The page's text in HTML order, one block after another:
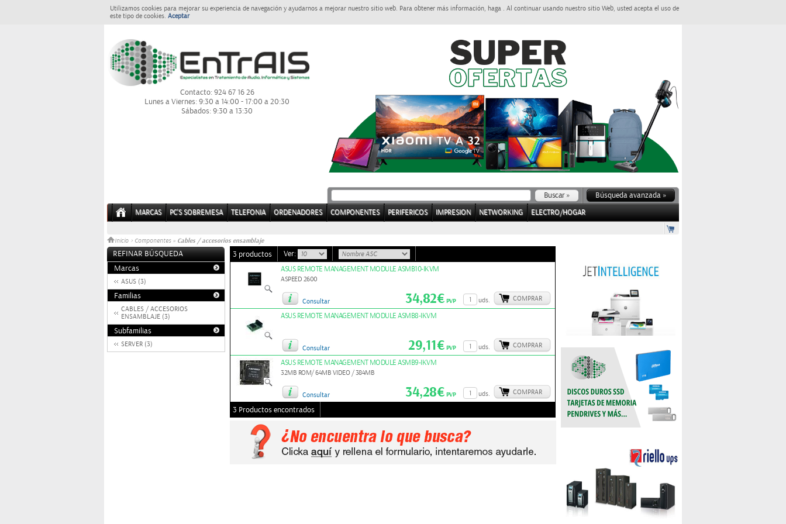
Utilizamos cookies para mejorar su experiencia de navegación y ayudarnos a mejorar nuestro sitio web. Para obtener más información, haga . Al continuar usando nuestro sitio Web, usted acepta el uso de
este tipo de cookies. Aceptar
Contacto: 924 67 16 26
Lunes a Viernes: 9:30 a 14:00 - 17:00 a 20:30
Sábados: 9:30 a 13:30
Búsqueda avanzada »
MARCAS PC'S SOBREMESA TELEFONIA ORDENADORES COMPONENTES PERIFERICOS IMPRESION NETWORKING ELECTRO/HOGAR
Inicio > Componentes » Cables / accesorios ensamblaje
REFINAR BÚSQUEDA
Marcas
ASUS (3)
Familias
CABLES / ACCESORIOS
ENSAMBLAJE (3)
Subfamilias
SERVER (3)
3 productos Ver:
ASUS REMOTE MANAGEMENT MODULE ASMB10-IKVM
ASPEED 2600
Consultar uds. COMPRAR
34,82€PVP
ASUS REMOTE MANAGEMENT MODULE ASMB8-IKVM
Consultar uds. COMPRAR
29,11€PVP
ASUS REMOTE MANAGEMENT MODULE ASMB9-IKVM
32MB ROM/ 64MB VIDEO / 384MB
Consultar uds. COMPRAR
34,28€PVP
3 Productos encontrados